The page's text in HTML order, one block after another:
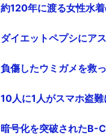
約120年に渡る女性水
ダイエットペプシにア
負傷したウミガメを救
10人に1人がスマホ盗
暗号化を突破されたB-